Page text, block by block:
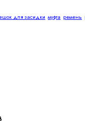
для засидки муфта ремень